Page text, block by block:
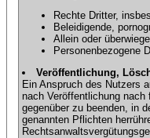
Rechte Dritter,
Beleidigende,
Allein oder
Personenbezogene
Veröffentlichung,
Ein Anspruch des Nutzers
nach Veröffentlichung
gegenüber zu beenden, in
genannten Pflichten